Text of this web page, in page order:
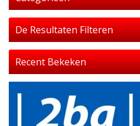
De Resultaten Filteren
Recent Bekeken